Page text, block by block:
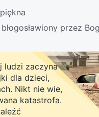
przez
ludzi zaczyna
dla dzieci,
Nikt nie wie,
katastrofa.